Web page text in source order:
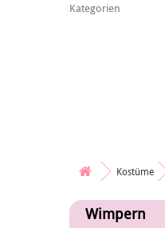
Kategorien
Kostüme
Wimpern